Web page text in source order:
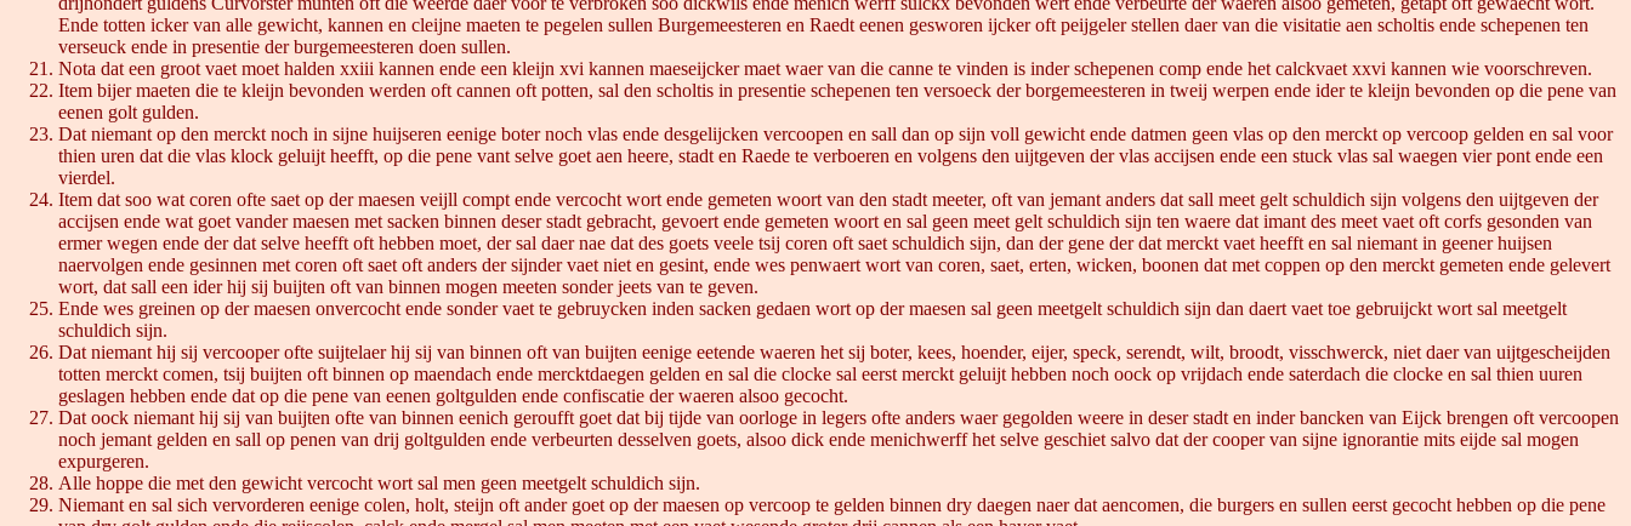
Ende totten icker van alle gewicht, kannen en cleijne maeten te pegelen sullen Burgemeesteren en Raedt eenen gesworen ijcker oft peijgeler stellen daer van die visitatie aen scholtis ende schepenen ten
verseuck ende in presentie der burgemeesteren doen sullen.
Nota dat een groot vaet moet halden xxiii kannen ende een kleijn xvi kannen maeseijcker maet waer van die canne te vinden is inder schepenen comp ende het calckvaet xxvi kannen wie voorschreven.
Item bijer maeten die te kleijn bevonden werden oft cannen oft potten, sal den scholtis in presentie schepenen ten versoeck der borgemeesteren in tweij werpen ende ider te kleijn bevonden op die pene van
eenen golt gulden.
Dat niemant op den merckt noch in sijne huijseren eenige boter noch vlas ende desgelijcken vercoopen en sall dan op sijn voll gewicht ende datmen geen vlas op den merckt op vercoop gelden en sal voor
thien uren dat die vlas klock geluijt heefft, op die pene vant selve goet aen heere, stadt en Raede te verboeren en volgens den uijtgeven der vlas accijsen ende een stuck vlas sal waegen vier pont ende een
vierdel.
Item dat soo wat coren ofte saet op der maesen veijll compt ende vercocht wort ende gemeten woort van den stadt meeter, oft van jemant anders dat sall meet gelt schuldich sijn volgens den uijtgeven der
accijsen ende wat goet vander maesen met sacken binnen deser stadt gebracht, gevoert ende gemeten woort en sal geen meet gelt schuldich sijn ten waere dat imant des meet vaet oft corfs gesonden van
ermer wegen ende der dat selve heefft oft hebben moet, der sal daer nae dat des goets veele tsij coren oft saet schuldich sijn, dan der gene der dat merckt vaet heefft en sal niemant in geener huijsen
naervolgen ende gesinnen met coren oft saet oft anders der sijnder vaet niet en gesint, ende wes penwaert wort van coren, saet, erten, wicken, boonen dat met coppen op den merckt gemeten ende gelevert
wort, dat sall een ider hij sij buijten oft van binnen mogen meeten sonder jeets van te geven.
Ende wes greinen op der maesen onvercocht ende sonder vaet te gebruycken inden sacken gedaen wort op der maesen sal geen meetgelt schuldich sijn dan daert vaet toe gebruijckt wort sal meetgelt
schuldich sijn.
Dat niemant hij sij vercooper ofte suijtelaer hij sij van binnen oft van buijten eenige eetende waeren het sij boter, kees, hoender, eijer, speck, serendt, wilt, broodt, visschwerck, niet daer van uijtgescheijden
totten merckt comen, tsij buijten oft binnen op maendach ende mercktdaegen gelden en sal die clocke sal eerst merckt geluijt hebben noch oock op vrijdach ende saterdach die clocke en sal thien uuren
geslagen hebben ende dat op die pene van eenen goltgulden ende confiscatie der waeren alsoo gecocht.
Dat oock niemant hij sij van buijten ofte van binnen eenich geroufft goet dat bij tijde van oorloge in legers ofte anders waer gegolden weere in deser stadt en inder bancken van Eijck brengen oft vercoopen
noch jemant gelden en sall op penen van drij goltgulden ende verbeurten desselven goets, alsoo dick ende menichwerff het selve geschiet salvo dat der cooper van sijne ignorantie mits eijde sal mogen
expurgeren.
Alle hoppe die met den gewicht vercocht wort sal men geen meetgelt schuldich sijn.
Niemant en sal sich vervorderen eenige colen, holt, steijn oft ander goet op der maesen op vercoop te gelden binnen dry daegen naer dat aencomen, die burgers en sullen eerst gecocht hebben op die pene